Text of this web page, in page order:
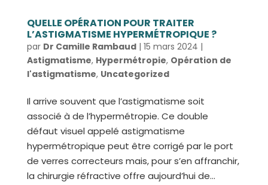
QUELLE OPÉRATION POUR TRAITER
L’ASTIGMATISME HYPERMÉTROPIQUE ?
par Dr Camille Rambaud| 15 mars 2024 |
Astigmatisme, Hypermétropie, Opération de
l'astigmatisme, Uncategorized
Il arrive souvent que l’astigmatisme soit
associé à de l’hypermétropie. Ce double
défaut visuel appelé astigmatisme
hypermétropique peut être corrigé par le port
de verres correcteurs mais, pour s’en affranchir,
la chirurgie réfractive offre aujourd’hui de...